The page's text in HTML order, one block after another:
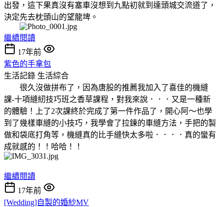
出發，這下果真沒有塞車沒想到九點初就到達頭城交流道了，
決定先去枕頭山的望龍埤。
繼續閱讀
17年前
紫色的手拿包
生活記錄 生活綜合
很久沒做拼布了，因為唐股的推薦我加入了喜佳的機縫
課-十項縫紉技巧班之香草課程，對我來說．．．又是一種新
的體驗！上了2次課終於完成了第一件作品了，開心阿～也學
到了幾樣車縫的小技巧，我學會了拉鍊的車縫方法，手把的製
做和袋底打角等，機縫真的比手縫快太多啦．．．．真的蠻有
成就感的！！哈哈！！
繼續閱讀
17年前
[Wedding]自製的婚紗MV